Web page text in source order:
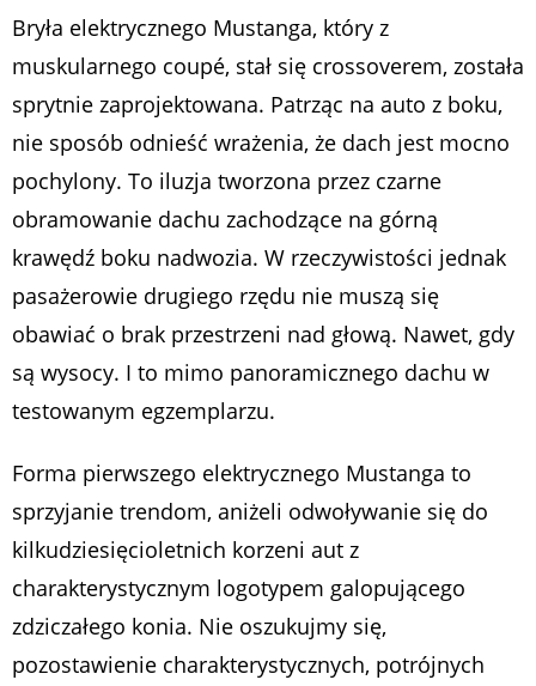
Bryła elektrycznego Mustanga, który z
muskularnego coupé, stał się crossoverem, została
sprytnie zaprojektowana. Patrząc na auto z boku,
nie sposób odnieść wrażenia, że dach jest mocno
pochylony. To iluzja tworzona przez czarne
obramowanie dachu zachodzące na górną
krawędź boku nadwozia. W rzeczywistości jednak
pasażerowie drugiego rzędu nie muszą się
obawiać o brak przestrzeni nad głową. Nawet, gdy
są wysocy. I to mimo panoramicznego dachu w
testowanym egzemplarzu.
Forma pierwszego elektrycznego Mustanga to
sprzyjanie trendom, aniżeli odwoływanie się do
kilkudziesięcioletnich korzeni aut z
charakterystycznym logotypem galopującego
zdziczałego konia. Nie oszukujmy się,
pozostawienie charakterystycznych, potrójnych